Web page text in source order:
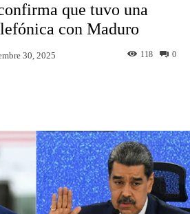
que tuvo una
con Maduro
30, 2025 0
118